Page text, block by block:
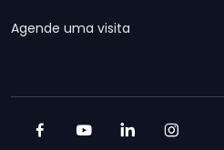
Agende uma visita